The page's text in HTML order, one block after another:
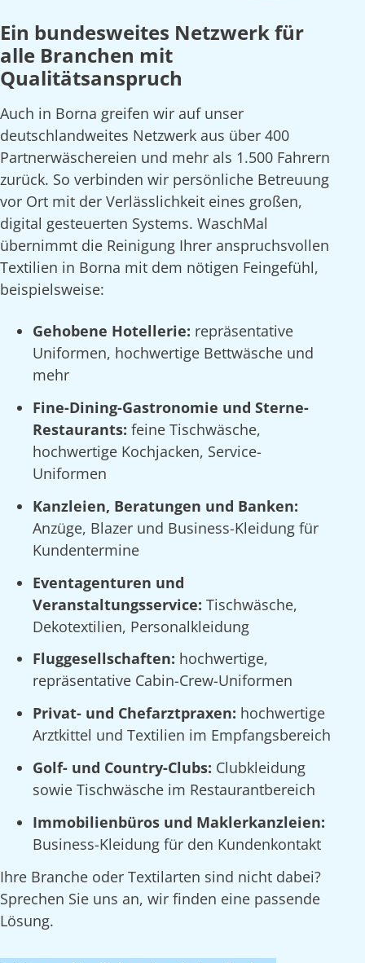
Ein bundesweites Netzwerk für
alle Branchen mit
Qualitätsanspruch
Auch in Borna greifen wir auf unser
deutschlandweites Netzwerk aus über 400
Partnerwäschereien und mehr als 1.500 Fahrern
zurück. So verbinden wir persönliche Betreuung
vor Ort mit der Verlässlichkeit eines großen,
digital gesteuerten Systems. WaschMal
übernimmt die Reinigung Ihrer anspruchsvollen
Textilien in Borna mit dem nötigen Feingefühl,
beispielsweise:
Gehobene Hotellerie: repräsentative
Uniformen, hochwertige Bettwäsche und
mehr
Fine-Dining-Gastronomie und Sterne-
Restaurants: feine Tischwäsche,
hochwertige Kochjacken, Service-
Uniformen
Kanzleien, Beratungen und Banken:
Anzüge, Blazer und Business-Kleidung für
Kundentermine
Eventagenturen und
Veranstaltungsservice: Tischwäsche,
Dekotextilien, Personalkleidung
Fluggesellschaften: hochwertige,
repräsentative Cabin-Crew-Uniformen
Privat- und Chefarztpraxen: hochwertige
Arztkittel und Textilien im Empfangsbereich
Golf- und Country-Clubs: Clubkleidung
sowie Tischwäsche im Restaurantbereich
Immobilienbüros und Maklerkanzleien:
Business-Kleidung für den Kundenkontakt
Ihre Branche oder Textilarten sind nicht dabei?
Sprechen Sie uns an, wir finden eine passende
Lösung.